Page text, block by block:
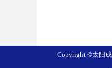
Copyright ©太阳